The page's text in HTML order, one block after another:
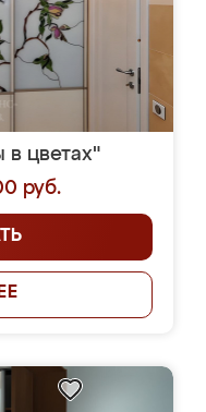
цветах"
руб.